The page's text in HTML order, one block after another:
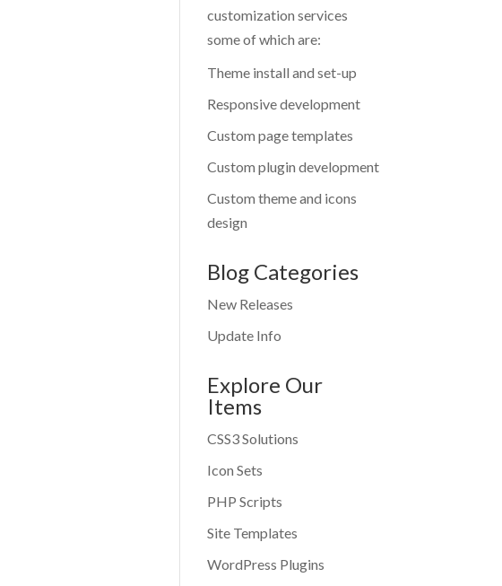
customization services
some of which are:
Theme install and set-up
Responsive development
Custom page templates
Custom plugin development
Custom theme and icons
design
Blog Categories
New Releases
Update Info
Explore Our
Items
CSS3 Solutions
Icon Sets
PHP Scripts
Site Templates
WordPress Plugins